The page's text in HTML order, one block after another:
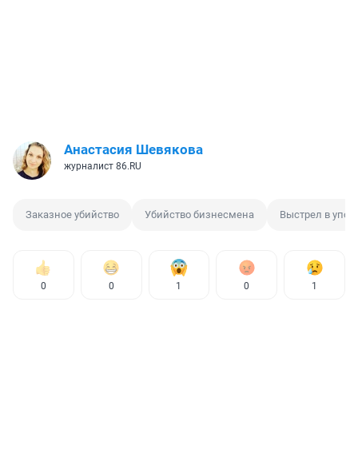
Анастасия Шевякова
журналист 86.RU
Заказное убийство Убийство бизнесмена Выстрел в упор
0 0 1 0 1